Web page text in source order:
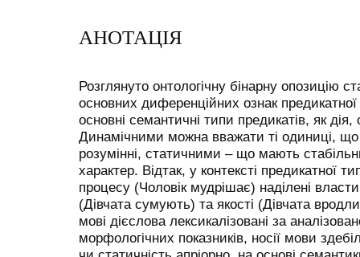
АНОТАЦІЯ
Розглянуто онтологічну бінарну опозицію
основних диференційних ознак предикатної
основні семантичні типи предикатів, як дія,
Динамічними можна вважати ті одиниці,
розумінні, статичними – що мають
характер. Відтак, у контексті предикатної
процесу (Чоловік мудрішає) наділені
(Дівчата сумують) та якості (Дівчата
мові дієслова лексикалізовані за
морфологічних показників, носії мови